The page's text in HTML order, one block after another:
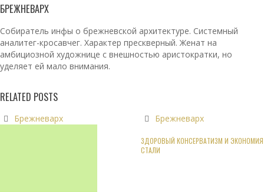
БРЕЖНЕВАРХ
Собиратель инфы о брежневской архитектуре. Системный
аналитег-кросавчег. Характер прескверный. Женат на
амбициозной художнице с внешностью аристократки, но
уделяет ей мало внимания.
RELATED POSTS
Брежневарх Брежневарх
ЗДОРОВЫЙ КОНСЕРВАТИЗМ И ЭКОНОМИЯ
СТАЛИ